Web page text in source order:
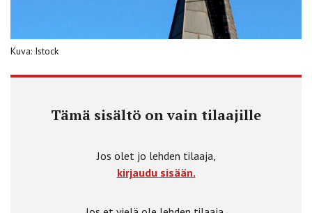
Kuva: Istock
Tämä sisältö on vain tilaajille
Jos olet jo lehden tilaaja,
kirjaudu sisään.